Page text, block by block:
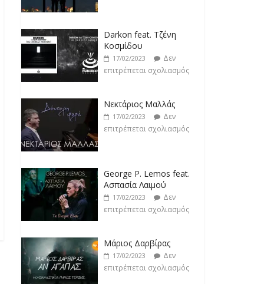
Νεκτάριος Μαλλάς
17/02/2023
επιτρέπεται σχολιασμός
George P. Lemos feat.
Ασπασία Λαιμού
Μάριος Δαρβίρας
17/02/2023
επιτρέπεται σχολιασμός
Klavdia
17/02/2023
Δεν